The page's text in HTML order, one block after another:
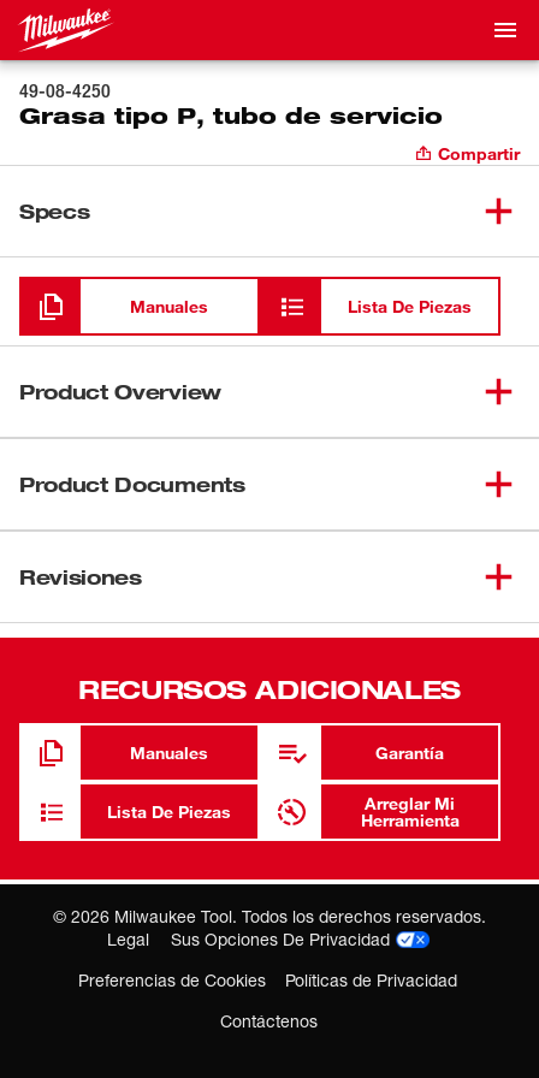
49-08-4250
Grasa tipo P, tubo de servicio
Compartir
Specs
Cargando
Manuales Lista De Piezas
Product Overview
para garantizar el rendimiento máximo de la herramienta
prolongadas. Use solamente la grasa especificada por
Milwaukee en su herramienta de Milwaukee.
Use solamente la grasa especificada por Milwaukee
en su herramienta de Milwaukee.
Product Documents
58-97-1205
Revisiones
RECURSOS ADICIONALES
Manuales Garantía
Lista De Piezas
Arreglar Mi
Herramienta
© 2026 Milwaukee Tool. Todos los derechos reservados.
Legal
Sus Opciones De Privacidad
Preferencias de Cookies
Políticas de Privacidad
Contáctenos